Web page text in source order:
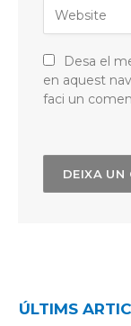
Desa el
en aquest
faci un
ÚLTIMS